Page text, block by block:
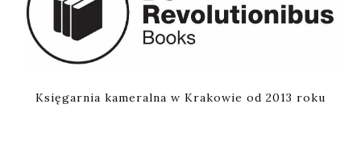
Księgarnia kameralna w Krakowie od 2013 roku